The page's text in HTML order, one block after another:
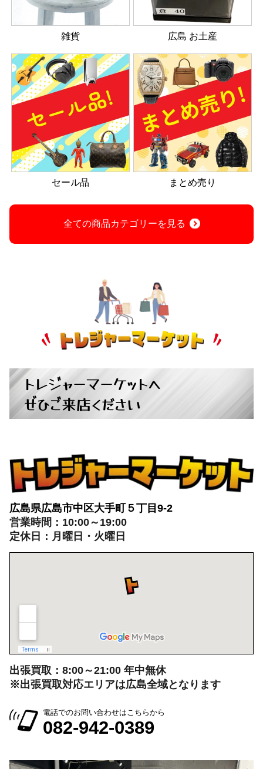
雑貨 広島 お土産
セール品 まとめ売り
全ての商品カテゴリーを見る
トレジャーマーケットへ
ぜひご来店ください
広島県広島市中区大手町５丁目9-2
営業時間：10:00～19:00
定休日：月曜日・火曜日
出張買取：8:00～21:00 年中無休
※出張買取対応エリアは広島全域となります
電話でのお問い合わせはこちらから
082-942-0389